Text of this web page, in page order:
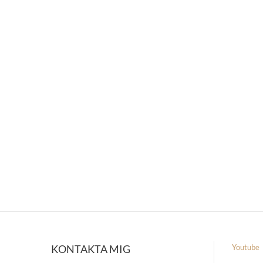
KONTAKTA MIG Youtube